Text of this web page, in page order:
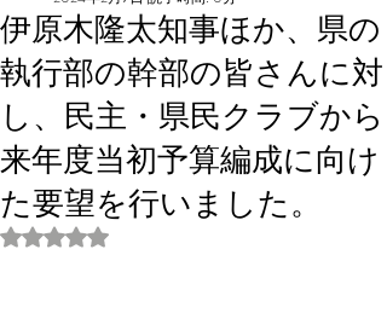
伊原木隆太知事ほか、県の
執行部の幹部の皆さんに対
し、民主・県民クラブから
来年度当初予算編成に向け
た要望を行いました。
5つ星のうちNaNと評価されています。